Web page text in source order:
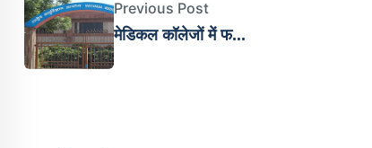
Previous Post
मेडिकल कॉलेजों में फ...